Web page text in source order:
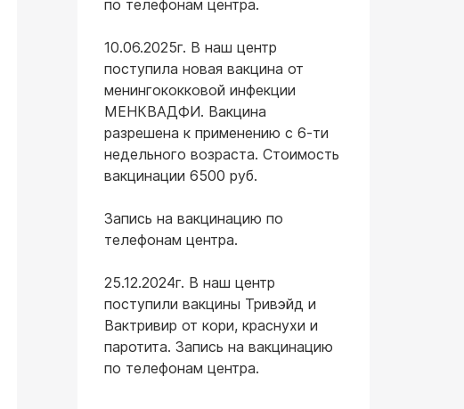
по телефонам центра.
10.06.2025г. В наш центр
поступила новая вакцина от
менингококковой инфекции
МЕНКВАДФИ. Вакцина
разрешена к применению с 6-ти
недельного возраста. Стоимость
вакцинации 6500 руб.
Запись на вакцинацию по
телефонам центра.
25.12.2024г. В наш центр
поступили вакцины Тривэйд и
Вактривир от кори, краснухи и
паротита. Запись на вакцинацию
по телефонам центра.